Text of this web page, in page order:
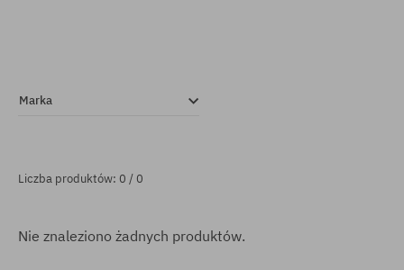
Marka
Liczba produktów: 0 / 0
Nie znaleziono żadnych produktów.